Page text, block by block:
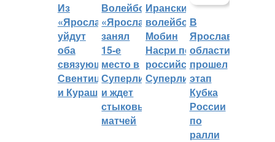
Из
«Ярославича»
уйдут
оба
связующих:
Свентицкис
и Кураш
Волейбольный
«Ярославич»
занял
15-е
место в
Суперлиге
и ждет
стыковых
матчей
Иранский
волейболист
Мобин
Насри покинет
российскую
Суперлигу
В
Ярославской
области
прошел
этап
Кубка
России
по
ралли